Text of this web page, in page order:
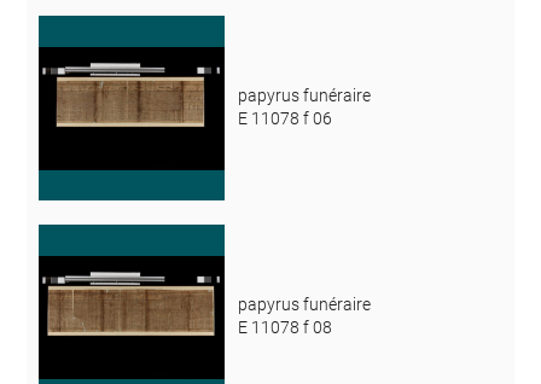
papyrus funéraire
E 11078 f 06
papyrus funéraire
E 11078 f 08